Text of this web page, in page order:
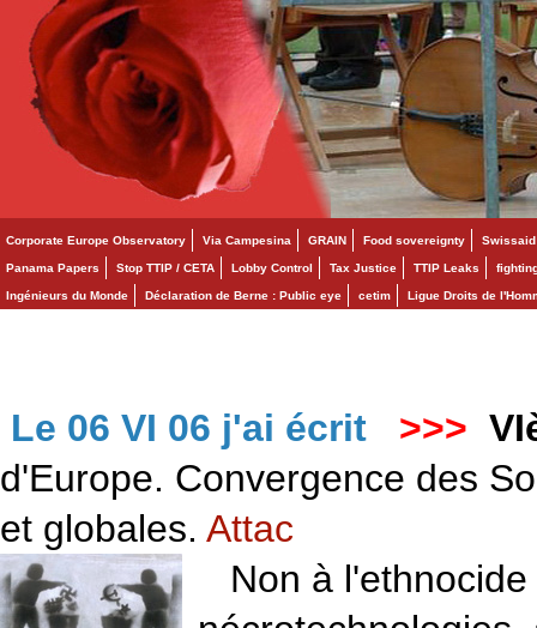
Corporate Europe Observatory Via Campesina GRAIN Food sovereignty Swissaid
Panama Papers Stop TTIP / CETA Lobby Control Tax Justice TTIP Leaks
Ingénieurs du Monde Déclaration de Berne : Public eye cetim Ligue Droits de
Le 06 VI 06 j'ai écrit >>>
d'Europe. Convergence des
et globales. Attac
Non à l'ethnocide